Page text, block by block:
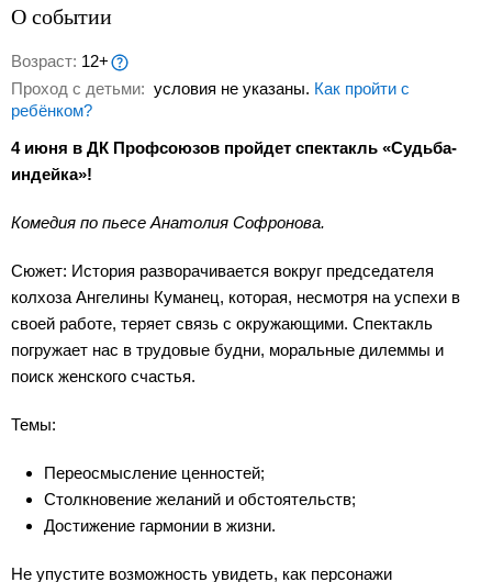
О событии
Возраст: 12+
Проход с детьми: условия не указаны. Как пройти с
ребёнком?
4 июня в ДК Профсоюзов пройдет спектакль «Судьба-
индейка»!
Комедия по пьесе Анатолия Софронова.
Сюжет: История разворачивается вокруг председателя
колхоза Ангелины Куманец, которая, несмотря на успехи в
своей работе, теряет связь с окружающими. Спектакль
погружает нас в трудовые будни, моральные дилеммы и
поиск женского счастья.
Темы:
Переосмысление ценностей;
Столкновение желаний и обстоятельств;
Достижение гармонии в жизни.
Не упустите возможность увидеть, как персонажи